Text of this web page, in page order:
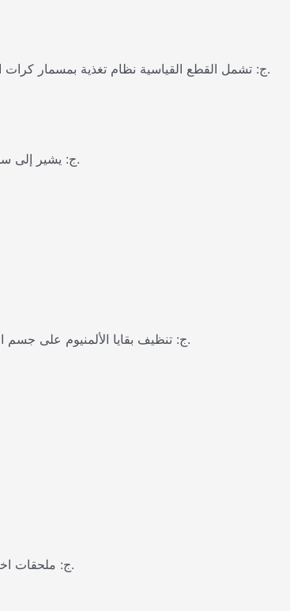
ج: تشمل القطع القياسية نظام تغذية بمسمار كرات السيرفو، نظام تبريد أوتوماتيكي بالرش، ستارة ضوء أمان وطاولة عداد. تعتمد النماذج الثقيلة سرير آلة سميك، وهيكل تثبيت معزز، ومغزل عالي الطاقة.
ج: يشير إلى سلسلة 550. يتحكم الهيكل المحسن في طول البقايا ضمن 1 ملم، مما يحسن بشكل كبير استخدام المواد. مثالي للإنتاج الضخم الحساس من حيث التكلفة.
ج: تنظيف بقايا الألمنيوم على جسم الآلة وقضبان التوجيه وحول شفرات المنشار يوميا. تحقق بانتظام من تآكل شفرة المنشار وضغط التثبيت، واستبدل الشفرات البالية في الوقت المناسب.
ج: ملحقات اختيارية: رف أوتوماتيكي لتغذية الأنابيب الطويلة، وطاولة الفرز والاستقبال، وجهاز إزالة غبار الخردة من الألمنيوم، وآلية تغذية موسعة للأنابيب الطويلة جدا.